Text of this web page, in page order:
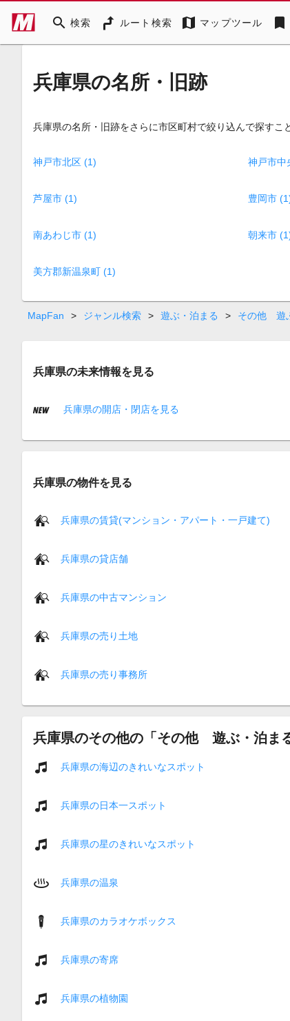
search 検索 ルート検索 map マップツール bookmark
兵庫県の名所・旧跡
兵庫県の名所・旧跡をさらに市区町村で絞り込んで探す
神戸市北区 (1) 神戸市中
芦屋市 (1) 豊岡市
南あわじ市 (1) 朝来市
美方郡新温泉町 (1)
MapFan > ジャンル検索 > 遊ぶ・泊まる > その他 遊
兵庫県の未来情報を見る
兵庫県の開店・閉店を見る
兵庫県の物件を見る
兵庫県の賃貸(マンション・アパート・一戸建て)
兵庫県の貸店舗
兵庫県の中古マンション
兵庫県の売り土地
兵庫県の売り事務所
兵庫県のその他の「その他 遊ぶ・泊ま
兵庫県の海辺のきれいなスポット
兵庫県の日本一スポット
兵庫県の星のきれいなスポット
兵庫県の温泉
兵庫県のカラオケボックス
兵庫県の寄席
兵庫県の植物園